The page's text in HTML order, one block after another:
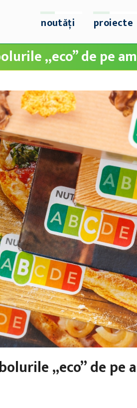
noutăți proiecte
„eco” de pe
„eco” de pe